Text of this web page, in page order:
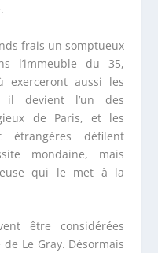
frais un somptueux
l’immeuble du 35,
exerceront aussi les
devient l’un des
de Paris, et les
étrangères défilent
mondaine, mais
qui le met à la
être considérées
Le Gray. Désormais